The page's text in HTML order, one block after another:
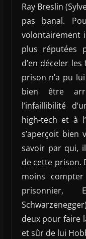
Ray Breslin
pas banal.
volontairement
plus réputées
d’en déceler
prison n’a pu
bien être
l’infaillibilité
high-tech et à
s’aperçoit bien
savoir par qui,
de cette prison.
moins
prisonnier,
deux pour faire
et sûr de lui